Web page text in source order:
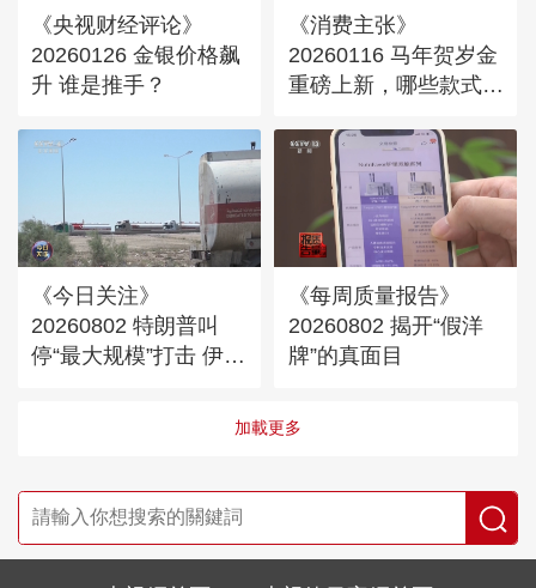
《央视财经评论》
20260126 金银价格飙
升 谁是推手？
《消费主张》
20260116 马年贺岁金
重磅上新，哪些款式值
《今日关注》
20260802 特朗普叫
停“最大规模”打击 伊朗
《每周质量报告》
20260802 揭开“假洋
牌”的真面目
加載更多